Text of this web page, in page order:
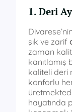
1. Deri
şık ve zarif
zaman
kanıtlamış
kaliteli deri
konforlu
hayatında